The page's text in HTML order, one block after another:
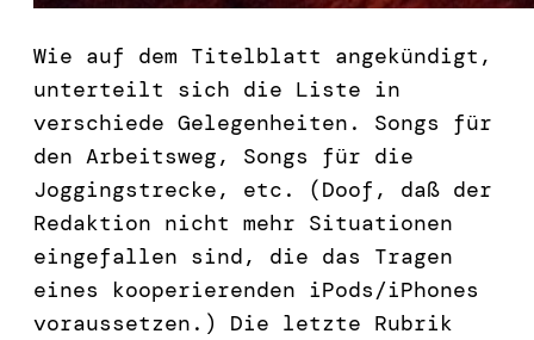
Wie auf dem Titelblatt angekündigt,
unterteilt sich die Liste in
verschiede Gelegenheiten. Songs für
den Arbeitsweg, Songs für die
Joggingstrecke, etc. (Doof, daß der
Redaktion nicht mehr Situationen
eingefallen sind, die das Tragen
eines kooperierenden iPods/iPhones
voraussetzen.) Die letzte Rubrik